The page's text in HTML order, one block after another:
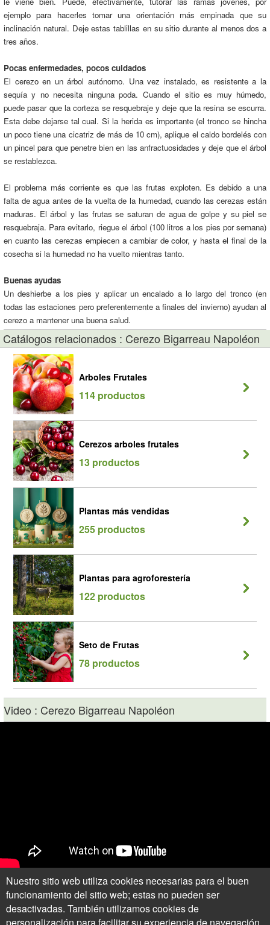
ejemplo para hacerles tomar una orientación más empinada que su
inclinación natural. Deje estas tablillas en su sitio durante al menos dos a
tres años.
Pocas enfermedades, pocos cuidados
El cerezo en un árbol autónomo. Una vez instalado, es resistente a la
sequía y no necesita ninguna poda. Cuando el sitio es muy húmedo,
puede pasar que la corteza se resquebraje y deje que la resina se escurra.
Esta debe dejarse tal cual. Si la herida es importante (el tronco se hincha
un poco tiene una cicatriz de más de 10 cm), aplique el caldo bordelés con
un pincel para que penetre bien en las anfractuosidades y deje que el árbol
se restablezca.
El problema más corriente es que las frutas exploten. Es debido a una
falta de agua antes de la vuelta de la humedad, cuando las cerezas están
maduras. El árbol y las frutas se saturan de agua de golpe y su piel se
resquebraja. Para evitarlo, riegue el árbol (100 litros a los pies por semana)
en cuanto las cerezas empiecen a cambiar de color, y hasta el final de la
cosecha si la humedad no ha vuelto mientras tanto.
Buenas ayudas
Un deshierbe a los pies y aplicar un encalado a lo largo del tronco (en
todas las estaciones pero preferentemente a finales del invierno) ayudan al
cerezo a mantener una buena salud.
Catálogos relacionados : Cerezo Bigarreau Napoléon
Arboles Frutales
114 productos
Cerezos arboles frutales
13 productos
Plantas más vendidas
255 productos
Plantas para agroforestería
122 productos
Seto de Frutas
78 productos
Video : Cerezo Bigarreau Napoléon
Opiniones (1) : Cerezo Bigarreau Napoléon
04/12/2012 ¡Recibido en perfecto estado! ¡Ojalá que en un año pueda
decir cosas buenas de este cerezo! Perfecta entrega y estado del árbol.
Nuestro sitio web utiliza cookies necesarias para el buen
funcionamiento del sitio web; estas no pueden ser
desactivadas. También utilizamos cookies de